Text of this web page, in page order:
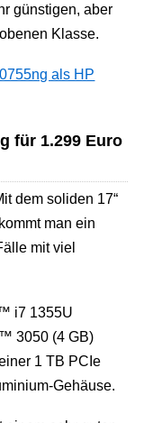
günstigen, aber
Klasse.
als HP
für 1.299 Euro
dem soliden 17“
man ein
mit viel
i7 1355U
3050 (4 GB)
1 TB PCIe
Gehäuse.